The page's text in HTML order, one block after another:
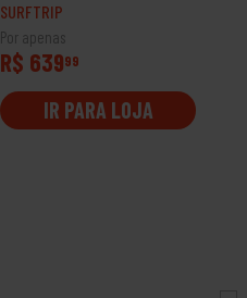
SURFTRIP
Por apenas
R$ 63999
IR PARA LOJA